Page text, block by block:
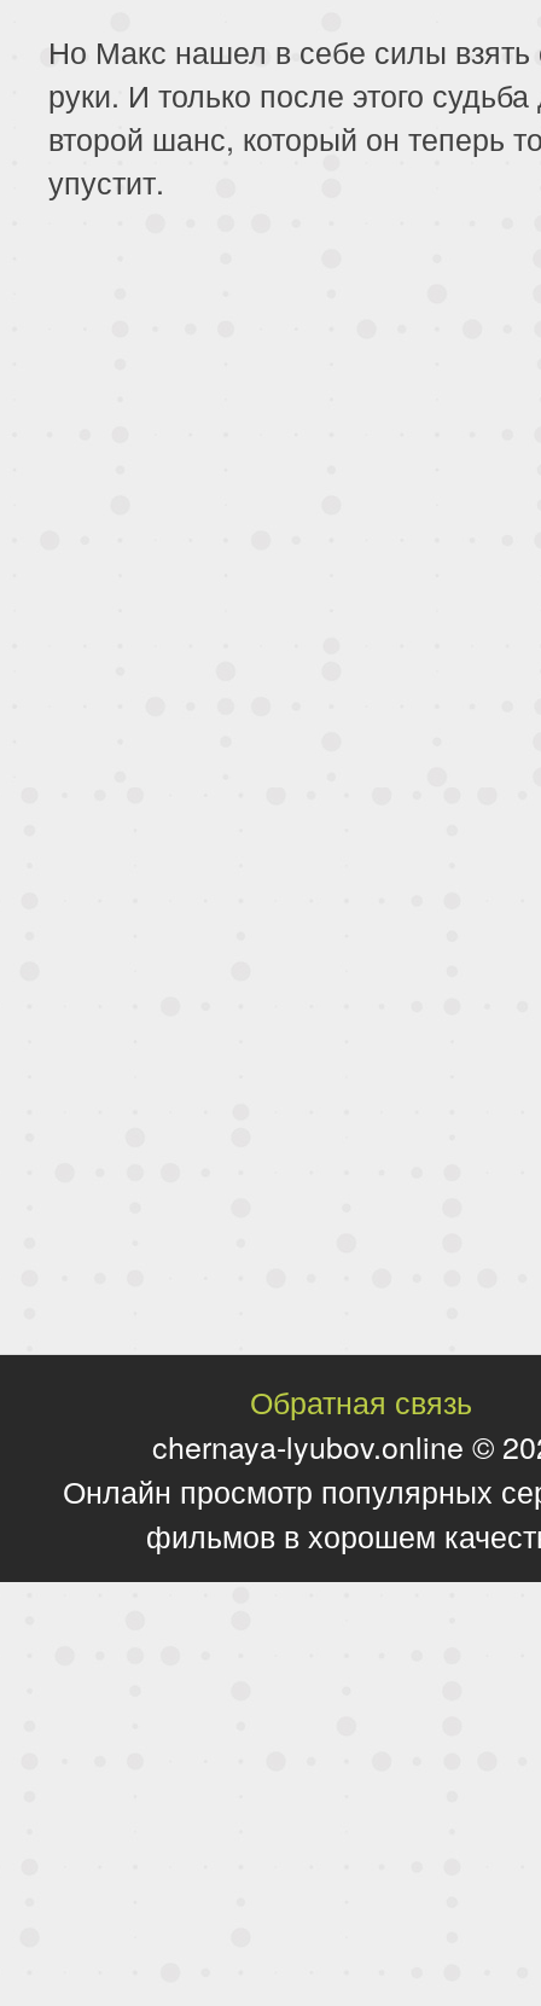
Но Макс нашел в себе силы взять
руки. И только после этого
второй шанс, который он теперь
упустит.
Обратная связь
chernaya-lyubov.online ©
Онлайн просмотр популярных
фильмов в хорошем